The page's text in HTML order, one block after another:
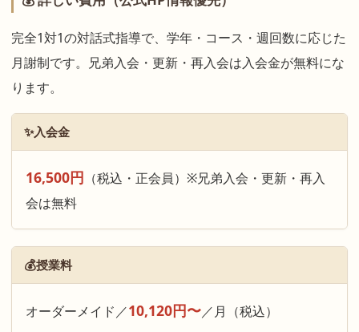
完全1対1の対話式指導で、学年・コース・週回数に応じた
月謝制です。兄弟入会・更新・再入会は入会金が無料にな
ります。
✨入会金
16,500円 （税込・正会員）※兄弟入会・更新・再入
会は無料
💰授業料
オーダーメイド／10,120円〜／月（税込）